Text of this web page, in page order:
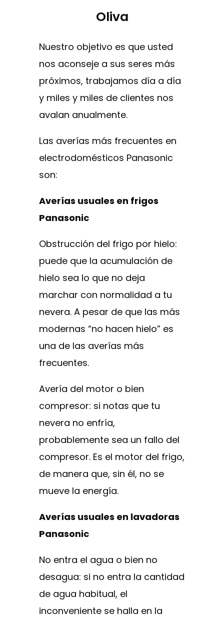
Oliva
Nuestro objetivo es que usted
nos aconseje a sus seres más
próximos, trabajamos día a día
y miles y miles de clientes nos
avalan anualmente.
Las averías más frecuentes en
electrodomésticos Panasonic
son:
Averías usuales en frigos
Panasonic
Obstrucción del frigo por hielo:
puede que la acumulación de
hielo sea lo que no deja
marchar con normalidad a tu
nevera. A pesar de que las más
modernas “no hacen hielo” es
una de las averías más
frecuentes.
Avería del motor o bien
compresor: si notas que tu
nevera no enfría,
probablemente sea un fallo del
compresor. Es el motor del frigo,
de manera que, sin él, no se
mueve la energía.
Averías usuales en lavadoras
Panasonic
No entra el agua o bien no
desagua: si no entra la cantidad
de agua habitual, el
inconveniente se halla en la